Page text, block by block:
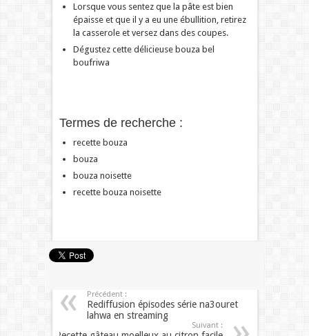
Lorsque vous sentez que la pâte est bien
épaisse et que il y a eu une ébullition, retirez
la casserole et versez dans des coupes.
Dégustez cette délicieuse bouza bel
boufriwa
Termes de recherche :
recette bouza
bouza
bouza noisette
recette bouza noisette
Précédent :
Rediffusion épisodes série na3ouret
lahwa en streaming
Suivant :